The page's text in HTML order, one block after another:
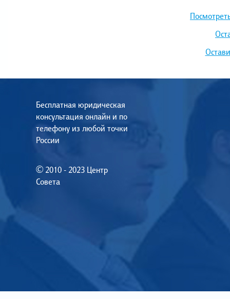
Бесплатная юридическая
консультация онлайн и по
телефону из любой точки
России
© 2010 - 2023 Центр
Совета